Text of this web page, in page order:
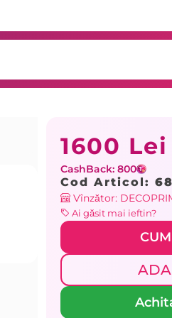
1600 Lei
CashBack: 800
Cod Articol:
Vînzător:
Ai găsit mai ieftin?